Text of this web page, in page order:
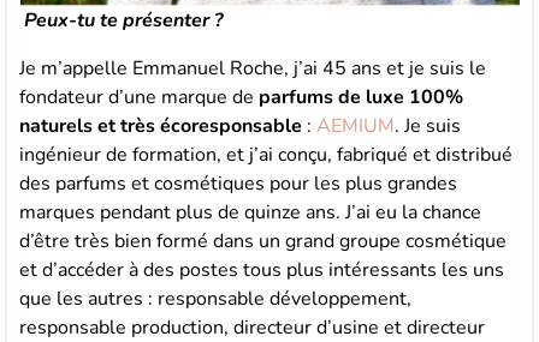
Peux-tu te présenter ?
Je m’appelle Emmanuel Roche, j’ai 45 ans et je suis le
fondateur d’une marque de parfums de luxe 100%
naturels et très écoresponsable :AEMIUM. Je suis
ingénieur de formation, et j’ai conçu, fabriqué et distribué
des parfums et cosmétiques pour les plus grandes
marques pendant plus de quinze ans. J’ai eu la chance
d’être très bien formé dans un grand groupe cosmétique
et d’accéder à des postes tous plus intéressants les uns
que les autres : responsable développement,
responsable production, directeur d’usine et directeur